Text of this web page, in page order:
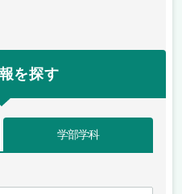
を探す
学部学科